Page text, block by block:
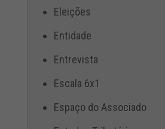
Eleições
Entidade
Entrevista
Escala 6x1
Espaço do Associado